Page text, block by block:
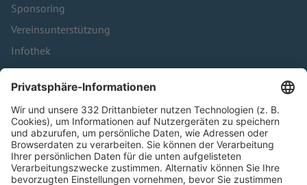
Sponsoring
Vereinsunterstützung
Infothek
Kontakt
HÄUFIG BESUCHTE SEITEN
Pässe und Vereinswechsel
Trainerausbildung
Schulungsangebot Vereinsmitarbeiter